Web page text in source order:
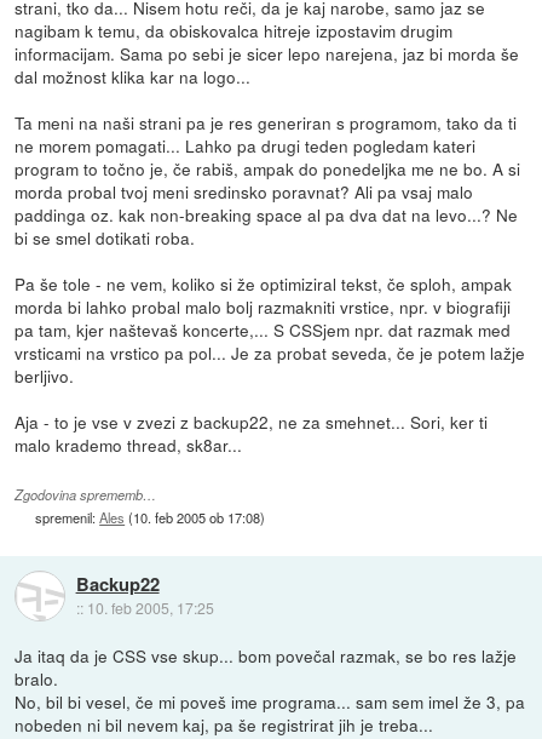
strani, tko da... Nisem hotu reči, da je kaj narobe, samo jaz se
nagibam k temu, da obiskovalca hitreje izpostavim drugim
informacijam. Sama po sebi je sicer lepo narejena, jaz bi morda še
dal možnost klika kar na logo...
Ta meni na naši strani pa je res generiran s programom, tako da ti
ne morem pomagati... Lahko pa drugi teden pogledam kateri
program to točno je, če rabiš, ampak do ponedeljka me ne bo. A si
morda probal tvoj meni sredinsko poravnat? Ali pa vsaj malo
paddinga oz. kak non-breaking space al pa dva dat na levo...? Ne
bi se smel dotikati roba.
Pa še tole - ne vem, koliko si že optimiziral tekst, če sploh, ampak
morda bi lahko probal malo bolj razmakniti vrstice, npr. v biografiji
pa tam, kjer naštevaš koncerte,... S CSSjem npr. dat razmak med
vrsticami na vrstico pa pol... Je za probat seveda, če je potem lažje
berljivo.
Aja - to je vse v zvezi z backup22, ne za smehnet... Sori, ker ti
malo krademo thread, sk8ar...
Zgodovina sprememb…
spremenil:Ales (10. feb 2005 ob 17:08)
Backup22
:: 10. feb 2005, 17:25
Ja itaq da je CSS vse skup... bom povečal razmak, se bo res lažje
bralo.
No, bil bi vesel, če mi poveš ime programa... sam sem imel že 3, pa
nobeden ni bil nevem kaj, pa še registrirat jih je treba...